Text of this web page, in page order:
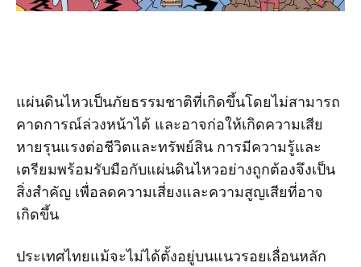
แผ่นดินไหวเป็นภัยธรรมชาติที่เกิดขึ้นโดยไม่สามารถ
คาดการณ์ล่วงหน้าได้ และอาจก่อให้เกิดความเสีย
หายรุนแรงต่อชีวิตและทรัพย์สิน การมีความรู้และ
เตรียมพร้อมรับมือกับแผ่นดินไหวอย่างถูกต้องจึงเป็น
สิ่งสำคัญ เพื่อลดความเสี่ยงและความสูญเสียที่อาจ
เกิดขึ้น
ประเทศไทยแม้จะไม่ได้ตั้งอยู่บนแนวรอยเลื่อนหลัก